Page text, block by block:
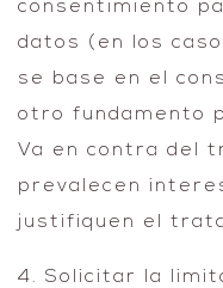
consentimiento
datos (en los
se base en el
otro fundamento
Va en contra del
prevalecen
justifiquen el
4. Solicitar la